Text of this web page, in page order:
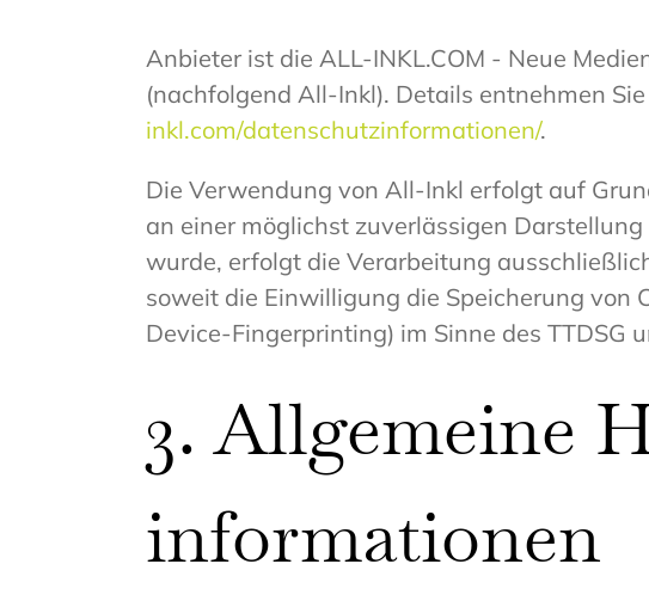
Anbieter ist die ALL-INKL.COM - Neue
(nachfolgend All-Inkl). Details entnehmen
inkl.com/datenschutzinformationen/.
Die Verwendung von All-Inkl erfolgt auf
an einer möglichst zuverlässigen
wurde, erfolgt die Verarbeitung
soweit die Einwilligung die Speicherung von
Device-Fingerprinting) im Sinne des
3. Allgemeine
informationen